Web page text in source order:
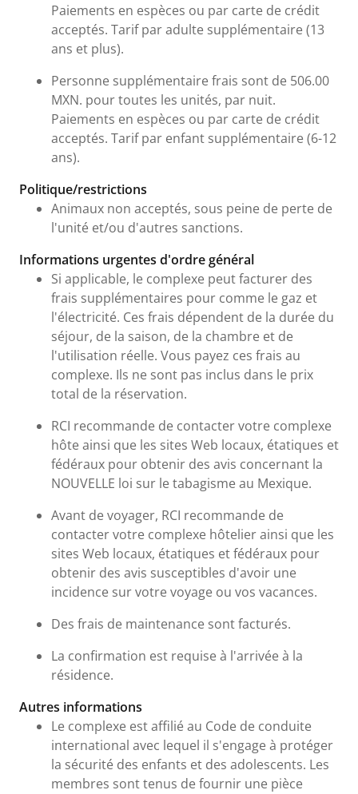
Paiements en espèces ou par carte de crédit
acceptés. Tarif par adulte supplémentaire (13
ans et plus).
Personne supplémentaire frais sont de 506.00
MXN. pour toutes les unités, par nuit.
Paiements en espèces ou par carte de crédit
acceptés. Tarif par enfant supplémentaire (6-12
ans).
Politique/restrictions
Animaux non acceptés, sous peine de perte de
l'unité et/ou d'autres sanctions.
Informations urgentes d'ordre général
Si applicable, le complexe peut facturer des
frais supplémentaires pour comme le gaz et
l'électricité. Ces frais dépendent de la durée du
séjour, de la saison, de la chambre et de
l'utilisation réelle. Vous payez ces frais au
complexe. Ils ne sont pas inclus dans le prix
total de la réservation.
RCI recommande de contacter votre complexe
hôte ainsi que les sites Web locaux, étatiques et
fédéraux pour obtenir des avis concernant la
NOUVELLE loi sur le tabagisme au Mexique.
Avant de voyager, RCI recommande de
contacter votre complexe hôtelier ainsi que les
sites Web locaux, étatiques et fédéraux pour
obtenir des avis susceptibles d'avoir une
incidence sur votre voyage ou vos vacances.
Des frais de maintenance sont facturés.
La confirmation est requise à l'arrivée à la
résidence.
Autres informations
Le complexe est affilié au Code de conduite
international avec lequel il s'engage à protéger
la sécurité des enfants et des adolescents. Les
membres sont tenus de fournir une pièce